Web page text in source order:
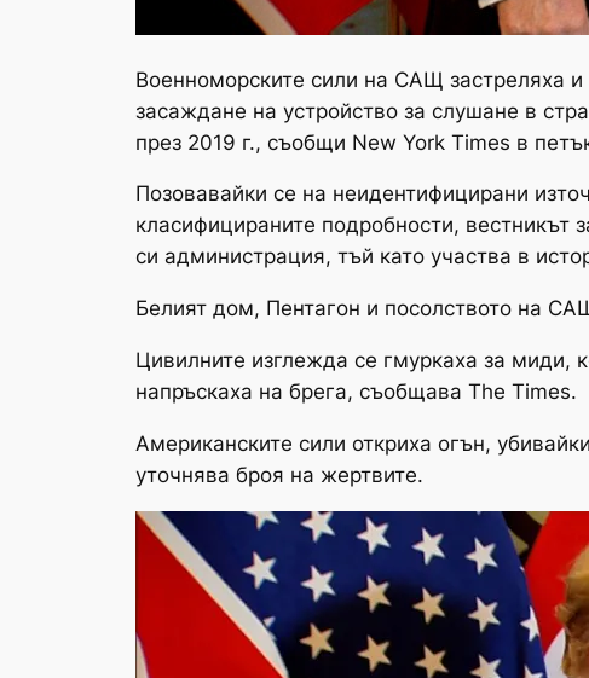
Военноморските сили на САЩ застреляха
засаждане на устройство за слушане в
през 2019 г., съобщи New York Times в
Позовавайки се на неидентифицирани
класифицираните подробности,
си администрация, тъй като участва в
Белият дом, Пентагон и посолството на
Цивилните изглежда се гмуркаха за миди,
напръскаха на брега, съобщава The Times.
Американските сили откриха огън,
уточнява броя на жертвите.